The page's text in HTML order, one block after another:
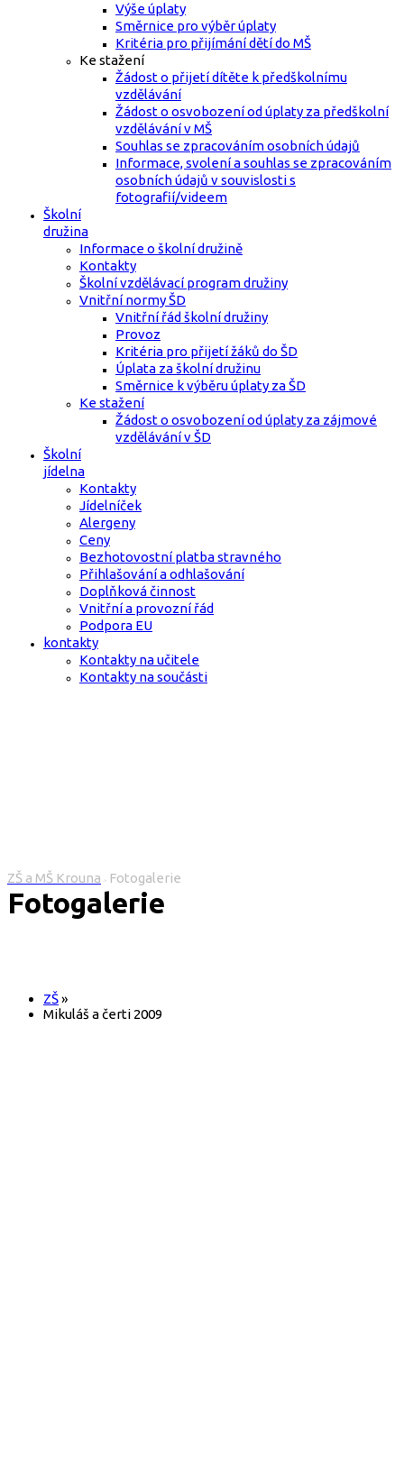
Výše úplaty
Směrnice pro výběr úplaty
Kritéria pro přijímání dětí do MŠ
Ke stažení
Žádost o přijetí dítěte k předškolnímu
vzdělávání
Žádost o osvobození od úplaty za předškolní
vzdělávání v MŠ
Souhlas se zpracováním osobních údajů
Informace, svolení a souhlas se zpracováním
osobních údajů v souvislosti s
fotografií/videem
Školní
družina
Informace o školní družině
Kontakty
Školní vzdělávací program družiny
Vnitřní normy ŠD
Vnitřní řád školní družiny
Provoz
Kritéria pro přijetí žáků do ŠD
Úplata za školní družinu
Směrnice k výběru úplaty za ŠD
Ke stažení
Žádost o osvobození od úplaty za zájmové
vzdělávání v ŠD
Školní
jídelna
Kontakty
Jídelníček
Alergeny
Ceny
Bezhotovostní platba stravného
Přihlašování a odhlašování
Doplňková činnost
Vnitřní a provozní řád
Podpora EU
kontakty
Kontakty na učitele
Kontakty na součásti
ZŠ a MŠ Krouna > Fotogalerie
Fotogalerie
ZŠ»
Mikuláš a čerti 2009